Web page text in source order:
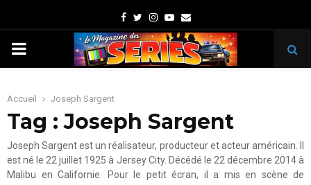
Facebook
TwitterInstagram
Youtube
Email
PRIMARY
Accueil Joseph Sargent
Tag : Joseph Sargent
Joseph Sargent est un réalisateur, producteur et acteur américain. Il
est né le 22 juillet 1925 à Jersey City. Décédé le 22 décembre 2014 à
Malibu en Californie. Pour le petit écran, il a mis en scène de